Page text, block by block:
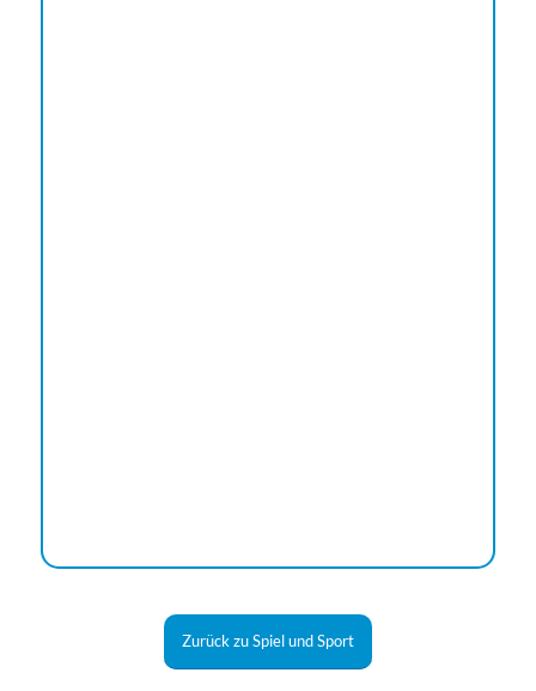
Zurück zu Spiel und Sport